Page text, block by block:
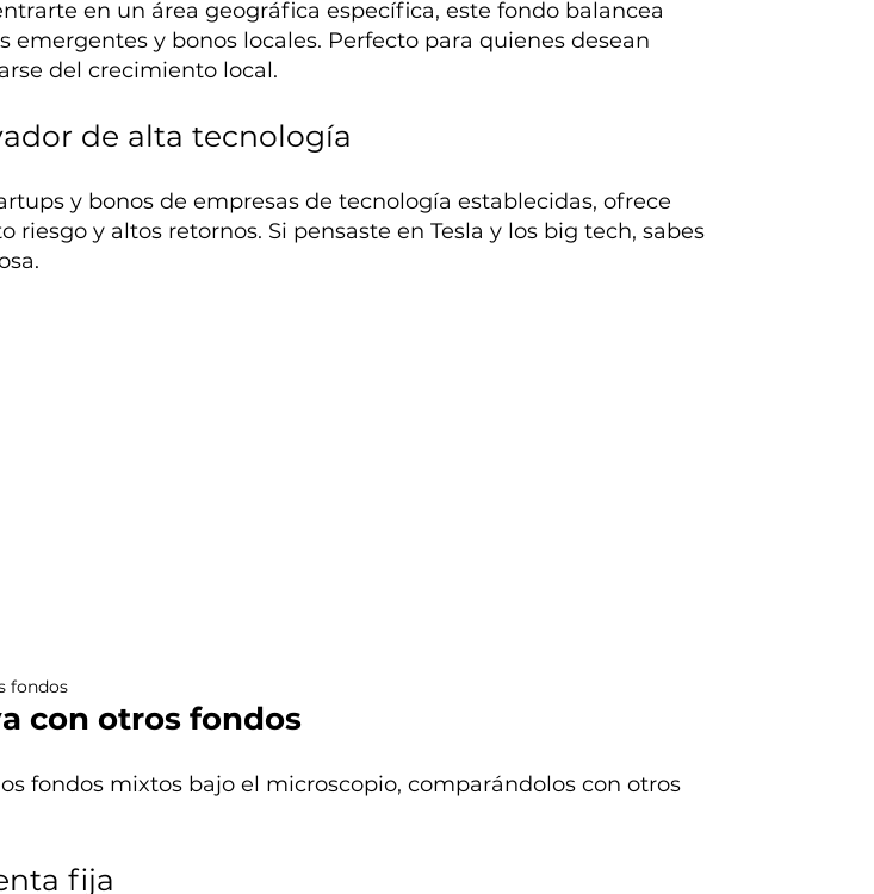
fondos
con otros fondos
fondos mixtos bajo el microscopio, comparándolos con otros
fija
en un área geográfica específica, este fondo balancea
emergentes y bonos locales. Perfecto para quienes desean
del crecimiento local.
de alta tecnología
y bonos de empresas de tecnología establecidas, ofrece
riesgo y altos retornos. Si pensaste en Tesla y los big tech, sabes